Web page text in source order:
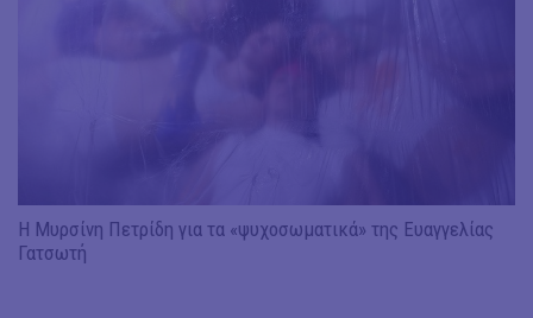
Η Μυρσίνη Πετρίδη για τα «ψυχοσωματικά» της Ευαγγελίας
Γατσωτή